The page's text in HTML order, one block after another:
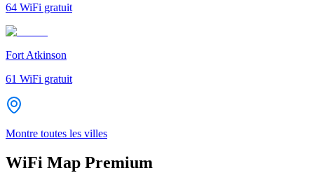
64 WiFi gratuit
Fort Atkinson
61 WiFi gratuit
Montre toutes les villes
WiFi Map Premium